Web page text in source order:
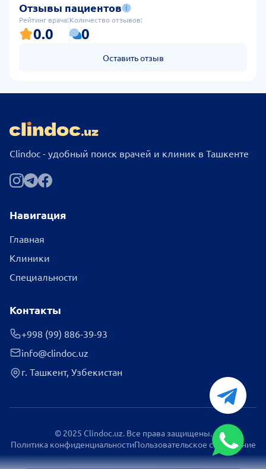
Отзывы пациентов
Рейтинг врача:
0.0
Количество отзывов:
0
Оставить отзыв
Clindoc - удобный поиск врачей и клиник в Ташкенте
Навигация
Главная
Клиники
Специальности
Контакты
+998 (99) 886-39-93
info@clindoc.uz
г. Ташкент, Узбекистан
© 2025 Clindoc.uz. Все права защищены.
Политика конфиденциальностиПользовательское соглашение